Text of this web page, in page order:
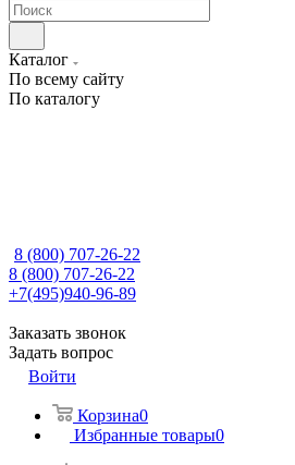
Каталог
По всему сайту
По каталогу
8 (800) 707-26-22
8 (800) 707-26-22
+7(495)940-96-89
Заказать звонок
Задать вопрос
Войти
Корзина0
Избранные товары0